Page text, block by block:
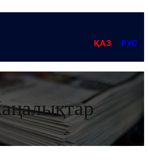
ҚАЗ РУС